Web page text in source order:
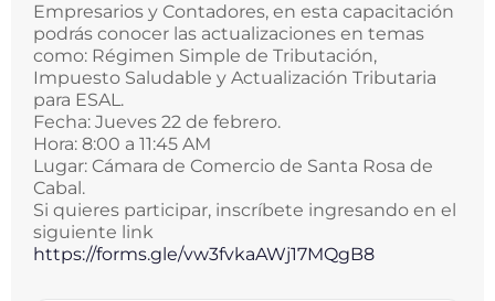
Empresarios y Contadores, en esta capacitación
podrás conocer las actualizaciones en temas
como: Régimen Simple de Tributación,
Impuesto Saludable y Actualización Tributaria
para ESAL.
Fecha: Jueves 22 de febrero.
Hora: 8:00 a 11:45 AM
Lugar: Cámara de Comercio de Santa Rosa de
Cabal.
Si quieres participar, inscríbete ingresando en el
siguiente link
https://forms.gle/vw3fvkaAWj17MQgB8